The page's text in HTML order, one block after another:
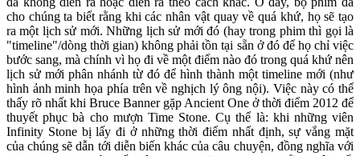
cho chúng ta biết rằng khi các nhân vật quay về quá khứ, họ sẽ tạo
ra một lịch sử mới. Những lịch sử mới đó (hay trong phim thì gọi là
"timeline"/dòng thời gian) không phải tồn tại sẵn ở đó để họ chỉ việc
bước sang, mà chính vì họ đi về một điểm nào đó trong quá khứ nên
lịch sử mới phân nhánh từ đó để hình thành một timeline mới (như
hình ảnh minh họa phía trên về nghịch lý ông nội). Việc này có thể
thấy rõ nhất khi Bruce Banner gặp Ancient One ở thời điểm 2012 để
thuyết phục bà cho mượn Time Stone. Cụ thể là: khi những viên
Infinity Stone bị lấy đi ở những thời điểm nhất định, sự vắng mặt
của chúng sẽ dẫn tới diễn biến khác của câu chuyện, đồng nghĩa với